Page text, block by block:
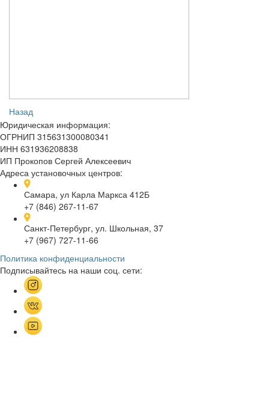
Назад
Юридическая информация:
ОГРНИП 315631300080341
ИНН 631936208838
ИП Прокопов Сергей Алексеевич
Адреса установочных центров:
Самара, ул Карла Маркса 412Б
+7 (846) 267-11-67
Санкт-Петербург, ул. Школьная, 37
+7 (967) 727-11-66
Политика конфиденциальности
Подписывайтесь на наши соц. сети: